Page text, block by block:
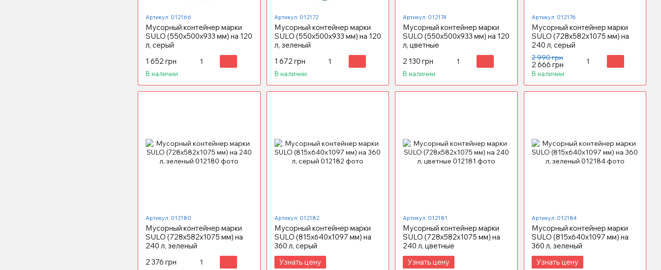
Артикул: 012166
Мусорный контейнер марки
SULO (550x500х933 мм) на 120
л, серый
1 652 грн
В наличии
Артикул: 012172
Мусорный контейнер марки
SULO (550x500х933 мм) на 120
л, зеленый
1 672 грн
В наличии
Артикул: 012174
Мусорный контейнер марки
SULO (550x500х933 мм) на 120
л, цветные
2 130 грн
В наличии
Артикул: 012176
Мусорный контейнер марки
SULO (728x582х1075 мм) на
240 л, серый
2 990 грн
2 666 грн
В наличии
Артикул: 012180
Мусорный контейнер марки
SULO (728x582х1075 мм) на
240 л, зеленый
2 376 грн
Артикул: 012182
Мусорный контейнер марки
SULO (815x640х1097 мм) на
360 л, серый
Узнать цену
Артикул: 012181
Мусорный контейнер марки
SULO (728x582х1075 мм) на
240 л, цветные
Узнать цену
Артикул: 012184
Мусорный контейнер марки
SULO (815x640х1097 мм) на
360 л, зеленый
Узнать цену